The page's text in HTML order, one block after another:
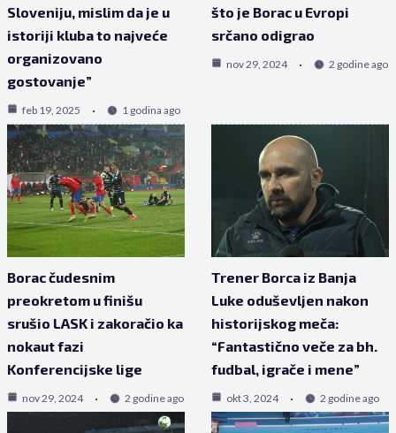
Sloveniju, mislim da je u
istoriji kluba to najveće
organizovano
gostovanje”
feb 19, 2025 1 godina ago
što je Borac u Evropi
srčano odigrao
nov 29, 2024 2 godine ago
Borac čudesnim
preokretom u finišu
srušio LASK i zakoračio ka
nokaut fazi
Konferencijske lige
nov 29, 2024 2 godine ago
Trener Borca iz Banja
Luke oduševljen nakon
historijskog meča:
“Fantastično veče za bh.
fudbal, igrače i mene”
okt 3, 2024 2 godine ago